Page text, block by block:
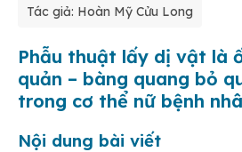
Hạnh Phúc
Thuận Mỹ
Tác giả: Hoàn Mỹ Cửu Long
Phẫu thuật lấy dị vật là
quản – bàng quang bỏ
trong cơ thể nữ bệnh
Nội dung bài viết